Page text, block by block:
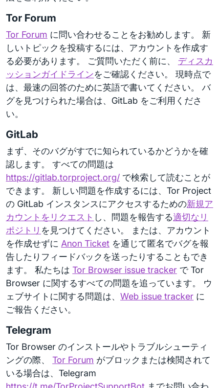
Tor Forum
Tor Forum に問い合わせることをお勧めします。 新
しいトピックを投稿するには、アカウントを作成す
る必要があります。 ご質問いただく前に、 ディスカ
ッションガイドラインをご確認ください。 現時点で
は、最速の回答のために英語で書いてください。 バ
グを見つけられた場合は、GitLab をご利用くださ
い。
GitLab
まず、そのバグがすでに知られているかどうかを確
認します。 すべての問題は
https://gitlab.torproject.org/ で検索して読むことが
できます。 新しい問題を作成するには、Tor Project
の GitLab インスタンスにアクセスするための新規ア
カウントをリクエスト し、問題を報告する適切なリ
ポジトリ を見つけてください。 または、アカウント
を作成せずに Anon Ticket を通じて匿名でバグを報
告したりフィードバックを送ったりすることもでき
ます。 私たちは Tor Browser issue tracker で Tor
Browser に関するすべての問題を追っています。 ウ
ェブサイトに関する問題は、 Web issue tracker に
ご報告ください。
Telegram
Tor Browser のインストールやトラブルシューティ
ングの際、 Tor Forum がブロックまたは検閲されて
いる場合は、Telegram